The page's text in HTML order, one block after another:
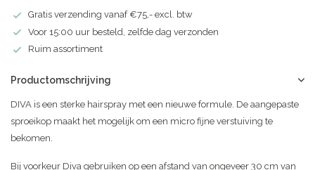
Gratis verzending vanaf €75,- excl. btw
Voor 15:00 uur besteld, zelfde dag verzonden
Ruim assortiment
Productomschrijving
DIVA is een sterke hairspray met een nieuwe formule. De aangepaste
sproeikop maakt het mogelijk om een micro fijne verstuiving te
bekomen.
Bij voorkeur Diva gebruiken op een afstand van ongeveer 30 cm van